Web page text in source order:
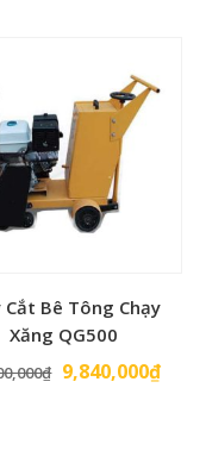
Cắt Bê Tông Chạy
Xăng QG500
₫ Giá
9,840,000₫Giá